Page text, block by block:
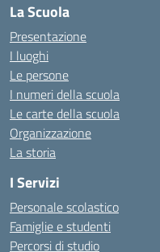
La Scuola
Presentazione
I luoghi
Le persone
I numeri della scuola
Le carte della scuola
Organizzazione
La storia
I Servizi
Personale scolastico
Famiglie e studenti
Percorsi di studio